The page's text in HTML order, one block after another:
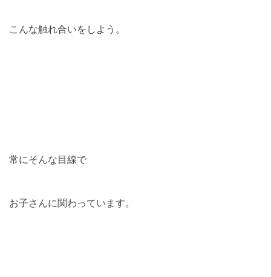
こんな触れ合いをしよう。
常にそんな目線で
お子さんに関わっています。